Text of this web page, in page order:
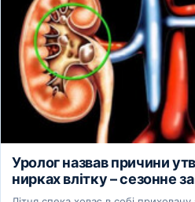
Уролог назвав причини
нирках влітку – сезонне